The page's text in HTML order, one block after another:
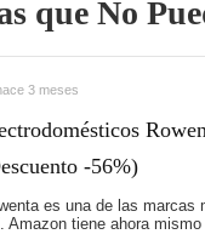
que No
3 meses
-56%)
es una de las
Amazon tiene ahora